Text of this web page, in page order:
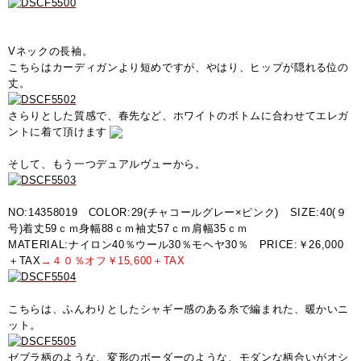
Vネックの長袖。
こちらはカーディガンより短めですが、やはり、ヒップが隠れる位の
丈。
さらりとした質感で、春先など、ホワイトのボトムに合わせてエレガ
ントに着て頂けます
そして、もう一つデュアルヴューから。
NO:14358019 COLOR:29(チャコールグレー×ピンク) SIZE:40(９
号)着丈59ｃｍ身幅88ｃｍ袖丈57ｃｍ肩幅35ｃｍ
MATERIAL:ナイロン40％ウール30％モヘヤ30％ PRICE:￥26,000
＋TAX →４０％オフ￥15,600＋TAX
こちらは、ふんわりとしたシャギー感のある糸で編まれた、暖かいニ
ット。
ゼブラ柄のような、変形のボーダーのような、モダンな柄合いがオシ